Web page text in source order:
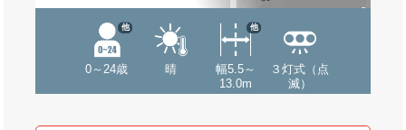
0～24歳
他
晴
幅5.5～
13.0m
他
３灯式（点
滅）